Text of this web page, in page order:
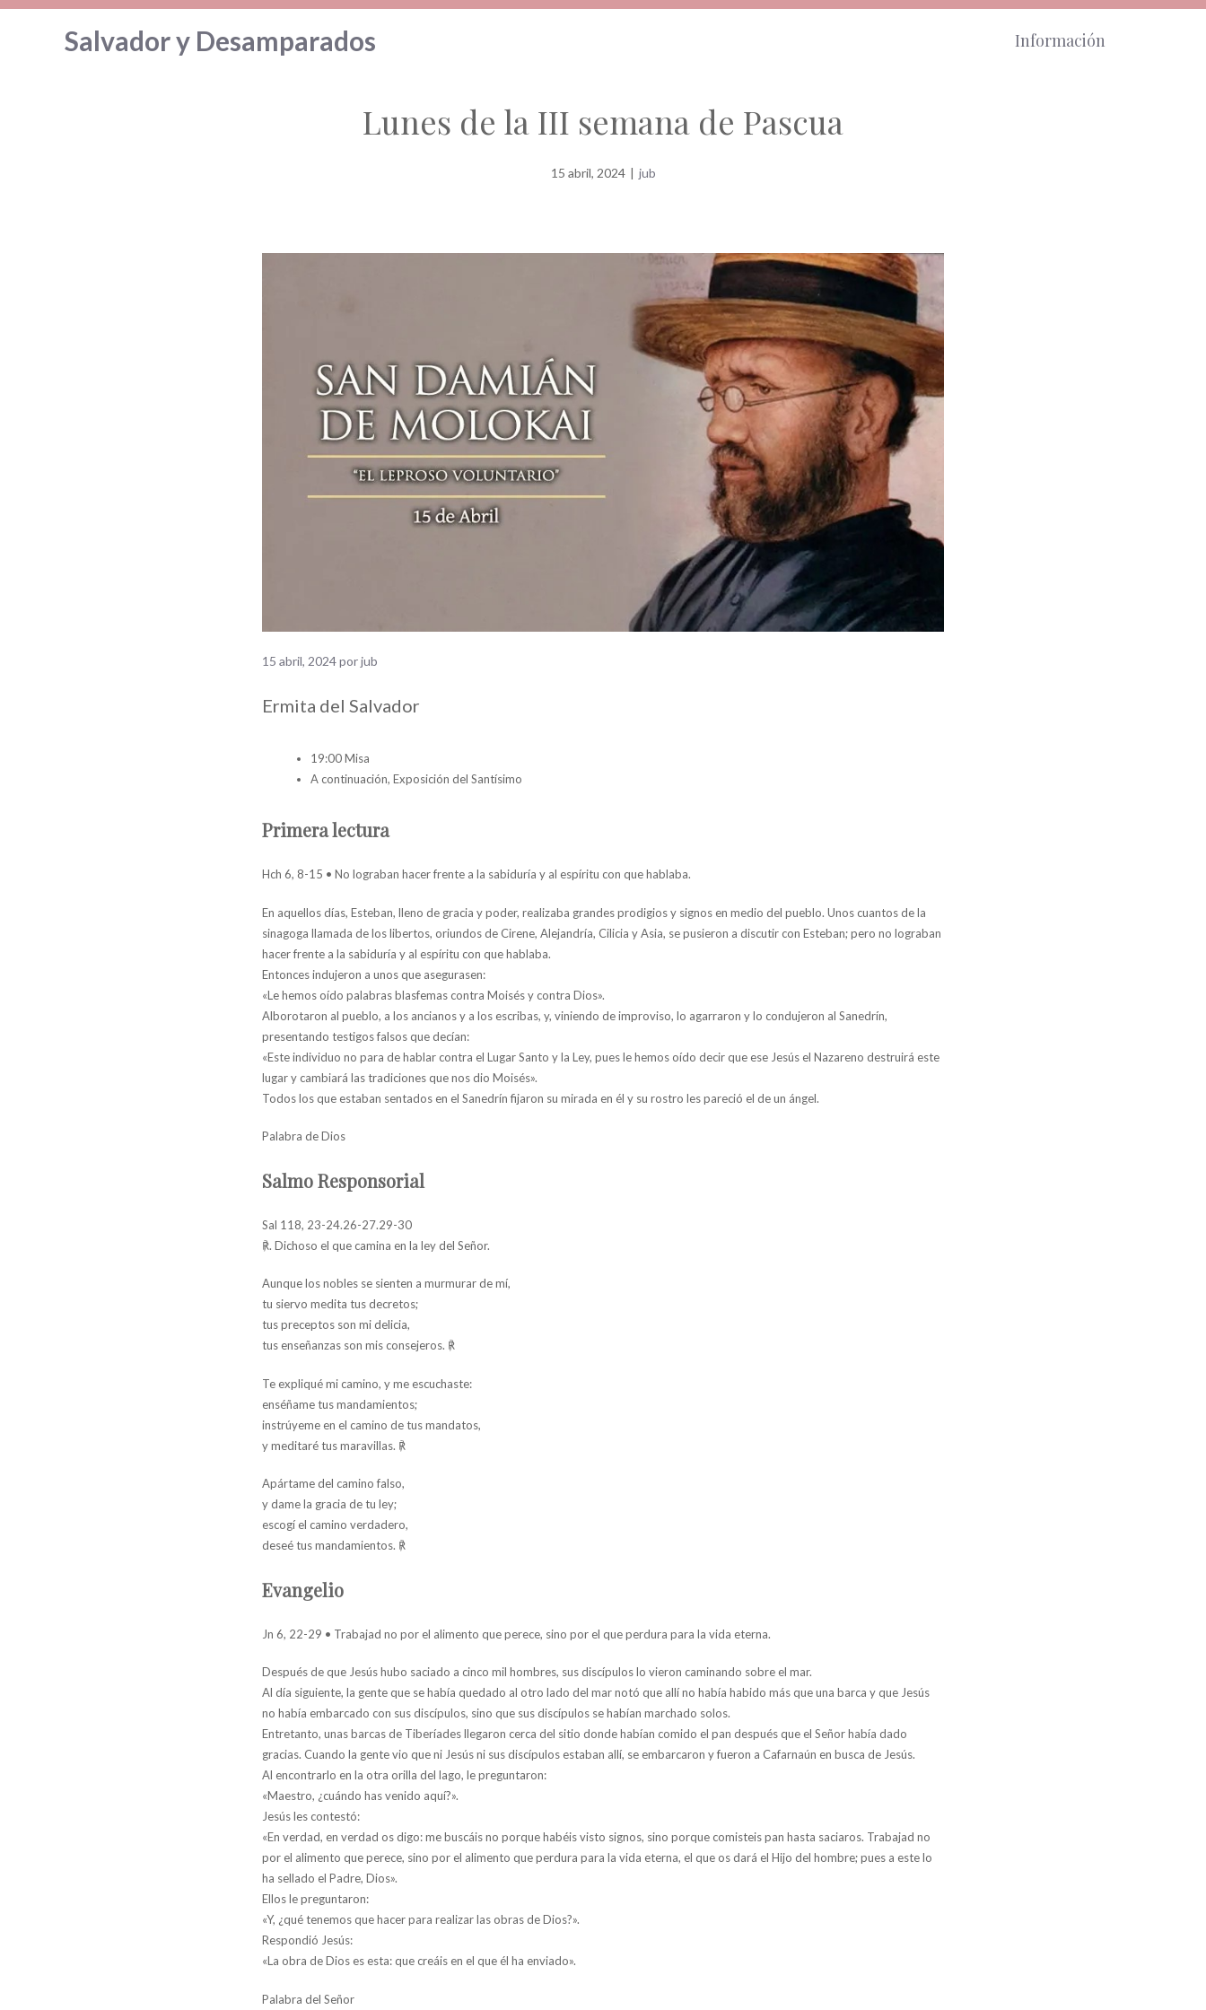
Saltar
Salvador y Desamparados Información
Lunes de la III semana de Pascua
15 abril, 2024 | jub
15 abril, 2024porjub
Ermita del Salvador
19:00 Misa
A continuación, Exposición del Santísimo
Primera lectura
Hch 6, 8-15 • No lograban hacer frente a la sabiduría y al espíritu con que hablaba.
En aquellos días, Esteban, lleno de gracia y poder, realizaba grandes prodigios y signos en medio del pueblo. Unos cuantos de la
sinagoga llamada de los libertos, oriundos de Cirene, Alejandría, Cilicia y Asia, se pusieron a discutir con Esteban; pero no lograban
hacer frente a la sabiduría y al espíritu con que hablaba.
Entonces indujeron a unos que asegurasen:
«Le hemos oído palabras blasfemas contra Moisés y contra Dios».
Alborotaron al pueblo, a los ancianos y a los escribas, y, viniendo de improviso, lo agarraron y lo condujeron al Sanedrín,
presentando testigos falsos que decían:
«Este individuo no para de hablar contra el Lugar Santo y la Ley, pues le hemos oído decir que ese Jesús el Nazareno destruirá este
lugar y cambiará las tradiciones que nos dio Moisés».
Todos los que estaban sentados en el Sanedrín fijaron su mirada en él y su rostro les pareció el de un ángel.
Palabra de Dios
Salmo Responsorial
Sal 118, 23-24.26-27.29-30
℟. Dichoso el que camina en la ley del Señor.
Aunque los nobles se sienten a murmurar de mí,
tu siervo medita tus decretos;
tus preceptos son mi delicia,
tus enseñanzas son mis consejeros. ℟
Te expliqué mi camino, y me escuchaste:
enséñame tus mandamientos;
instrúyeme en el camino de tus mandatos,
y meditaré tus maravillas. ℟
Apártame del camino falso,
y dame la gracia de tu ley;
escogí el camino verdadero,
deseé tus mandamientos. ℟
Evangelio
Jn 6, 22-29 • Trabajad no por el alimento que perece, sino por el que perdura para la vida eterna.
Después de que Jesús hubo saciado a cinco mil hombres, sus discípulos lo vieron caminando sobre el mar.
Al día siguiente, la gente que se había quedado al otro lado del mar notó que allí no había habido más que una barca y que Jesús
no había embarcado con sus discípulos, sino que sus discípulos se habían marchado solos.
Entretanto, unas barcas de Tiberíades llegaron cerca del sitio donde habían comido el pan después que el Señor había dado
gracias. Cuando la gente vio que ni Jesús ni sus discípulos estaban allí, se embarcaron y fueron a Cafarnaún en busca de Jesús.
Al encontrarlo en la otra orilla del lago, le preguntaron:
«Maestro, ¿cuándo has venido aquí?».
Jesús les contestó:
«En verdad, en verdad os digo: me buscáis no porque habéis visto signos, sino porque comisteis pan hasta saciaros. Trabajad no
por el alimento que perece, sino por el alimento que perdura para la vida eterna, el que os dará el Hijo del hombre; pues a este lo
ha sellado el Padre, Dios».
Ellos le preguntaron:
«Y, ¿qué tenemos que hacer para realizar las obras de Dios?».
Respondió Jesús:
«La obra de Dios es esta: que creáis en el que él ha enviado».
Palabra del Señor